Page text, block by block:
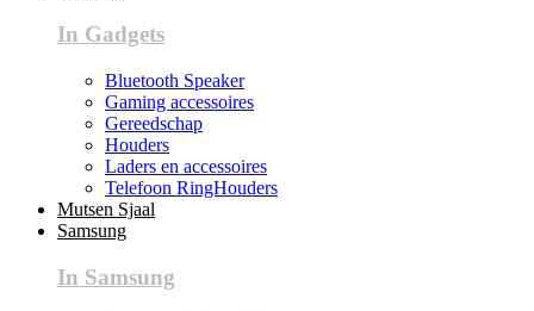
In Gadgets
Bluetooth Speaker
Gaming accessoires
Gereedschap
Houders
Laders en accessoires
Telefoon RingHouders
Mutsen Sjaal
Samsung
In Samsung